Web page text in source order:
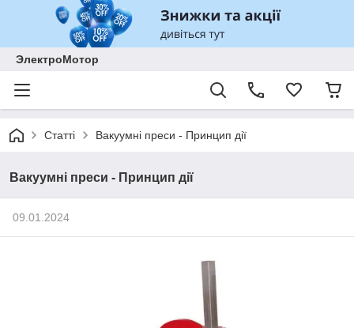
ЭлектроМотор
Статті Вакуумні преси - Принцип дії
Вакуумні преси - Принцип дії
09.01.2024